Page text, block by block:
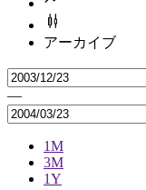
アーカイブ
—
1M
3M
1Y